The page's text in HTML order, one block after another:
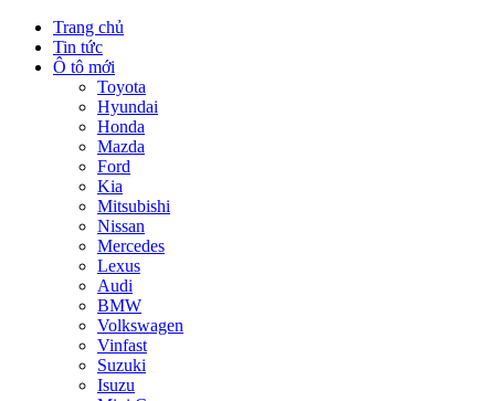
Trang chủ
Tin tức
Ô tô mới
Toyota
Hyundai
Honda
Mazda
Ford
Kia
Mitsubishi
Nissan
Mercedes
Lexus
Audi
BMW
Volkswagen
Vinfast
Suzuki
Isuzu